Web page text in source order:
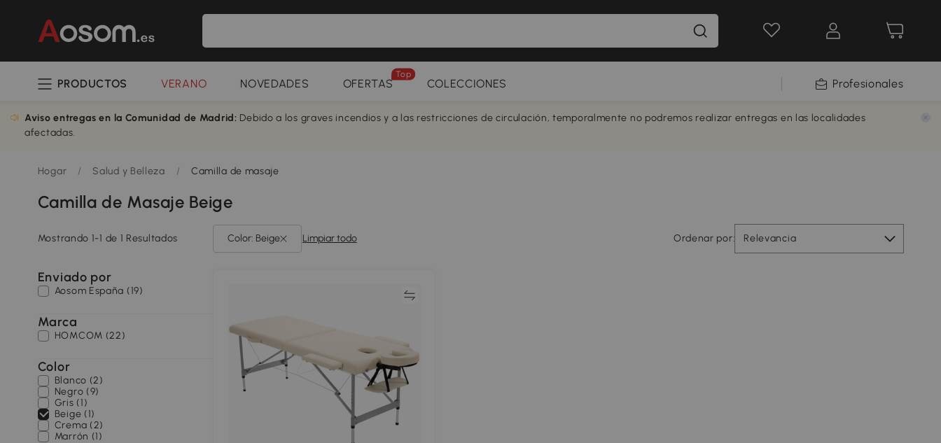
PRODUCTOS VERANO NOVEDADES OFERTAS
Top
COLECCIONES Profesionales
Aviso entregas en la Comunidad de Madrid: Debido a los graves incendios y a las restricciones de circulación, temporalmente no podremos realizar entregas en las localidades
afectadas.
Hogar / Salud y Belleza / Camilla de masaje
Camilla de Masaje Beige
Mostrando 1-1 de 1 Resultados Ordenar por: Relevancia
Limpiar todo
Color: Beige
Enviado por
Aosom España (19)
Marca
HOMCOM (22)
Color
Blanco (2)
Negro (9)
Gris (1)
Beige (1)
Crema (2)
Marrón (1)